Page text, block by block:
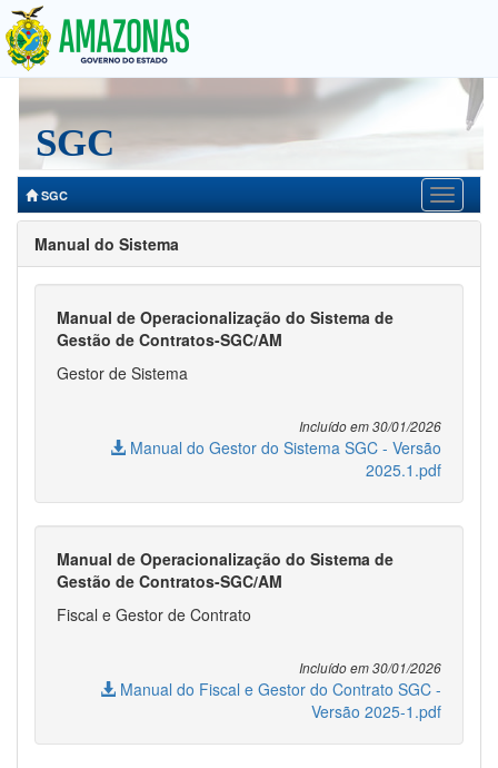
SGC
SGC
Manual do Sistema
Manual de Operacionalização do Sistema de
Gestão de Contratos-SGC/AM
Gestor de Sistema
Incluído em 30/01/2026
Manual do Gestor do Sistema SGC - Versão
2025.1.pdf
Manual de Operacionalização do Sistema de
Gestão de Contratos-SGC/AM
Fiscal e Gestor de Contrato
Incluído em 30/01/2026
Manual do Fiscal e Gestor do Contrato SGC -
Versão 2025-1.pdf